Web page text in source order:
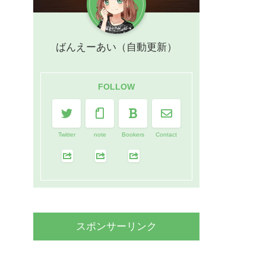
ばんえーあい（自動更新）
FOLLOW
Twitter note Bookers Contact
スポンサーリンク